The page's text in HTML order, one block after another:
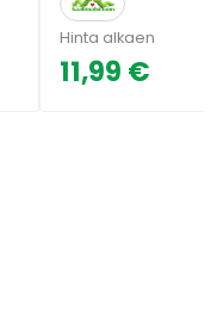
Hinta alkaen
11,99 €